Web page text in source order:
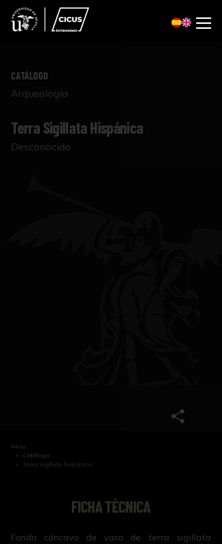
CATÁLOGO
Arqueología
Terra Sigillata Hispánica
Desconocido
Inicio
Catálogo
Terra sigillata hispánica
FICHA TÉCNICA
Fondo cóncavo de vaso de terra sigillata